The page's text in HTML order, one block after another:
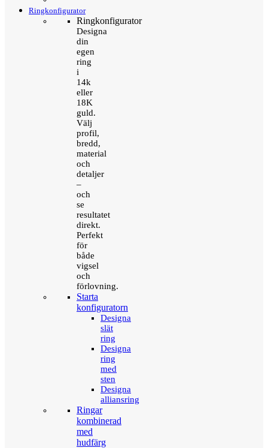
Ringkonfigurator
Ringkonfigurator
Designa
din
egen
ring
i
14k
eller
18K
guld.
Välj
profil,
bredd,
material
och
detaljer
–
och
se
resultatet
direkt.
Perfekt
för
både
vigsel
och
förlovning.
Starta
konfiguratorn
Designa
slät
ring
Designa
ring
med
sten
Designa
alliansring
Ringar
kombinerad
med
hudfärg